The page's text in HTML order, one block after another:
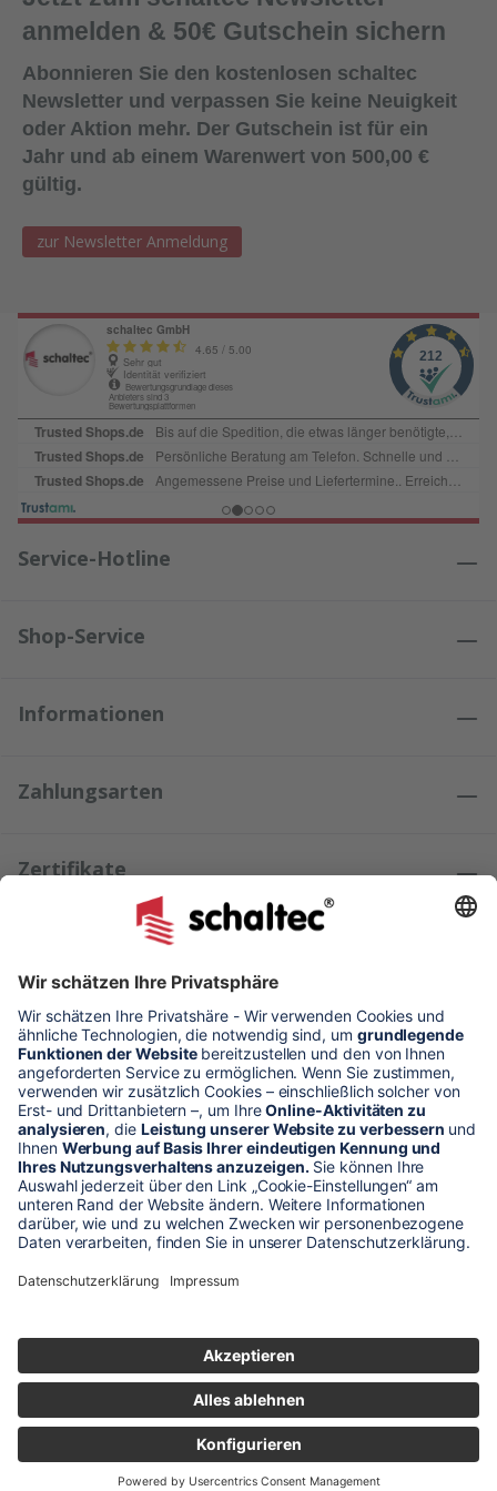
Dichtmittel gelangt (um die Haftwirkung nicht zu
beeinträchtigen).Lagerung:18 Monate bei ungeöffneter
Verpackung an einem kühlen und trockenen Lagerort bei
Temperaturen zwischen +5°C und +25
°C. Lieferform:600ml Folienbeutel, 12
Beutel/KartonFarbe:SchwarzAbgabe:Nur in Verbindung mit
Bestellung von Ersatzplatten in passender Menge!
anmelden & 50€ Gutschein sichern
Abonnieren Sie den kostenlosen schaltec
Newsletter und verpassen Sie keine Neuigkeit
oder Aktion mehr. Der Gutschein ist für ein
Jahr und ab einem Warenwert von 500,00 €
gültig.
zur Newsletter Anmeldung
Service-Hotline
Shop-Service
Informationen
Zahlungsarten
Zertifikate
Kundenmeinungen
* Alle Preise verstehen sich zzgl. Mehrwertsteuer und Versandkosten
Unser Shop-Angebot richtet sich nur an gewerbliche
** LP = Listenneupreis (netto) des Herstellers
Mitarbeitern bearbeitet. Sie erhalten in jedem Fall ein Angebot bzw.
eine Auftragsbestätigung.
Produktabbildungen von Gebrauchtartikeln entsprechen nicht immer
der vorrätigen Ware - sie können ähnliche Produkte zeigen.
© 2026 schaltec GmbH |Impressum